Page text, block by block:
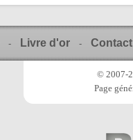
- Livre d'or - Contact
© 2007-
Page